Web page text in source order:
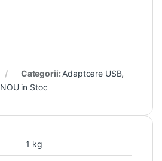
Categorii:Adaptoare USB,
NOU in Stoc
1 kg